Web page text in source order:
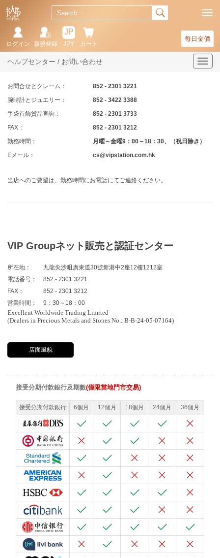
每日金價
カート
JP
JPY
新規登録
ログイン
T
o
ヘルプセンター / お問い合わせ
お問合せとクレーム：
腕時計とジュエリー：
手袋首飾貨品查詢：
FAX：
勤務時間：
Eメール：
852 - 2301 3221
852 - 3422 3388
852 - 2301 3733
852 - 2301 3212
月曜～金曜9：00～18：30、（祝日除き）
cs@vipstation.com.hk
当店へのご要望は、勤務時間にお電話にてご連絡ください。
VIP Groupネット販売と認証センター
所在地：
九龍尖沙咀廣東道30號新港中2座12樓1212室
電話番号：
852 - 2301 3221
FAX：
852 - 2301 3212
営業時間：
9：30～18：00
Excellent Worldwide Trading Limited
(Dealers in Precious Metals and Stones No.: B-B-24-05-07164)
店面風貌
接受分期付款銀行及期數(僅限當地門市交易)
接受分期付款銀行 6個月 12個月 18個月 24個月 36個月